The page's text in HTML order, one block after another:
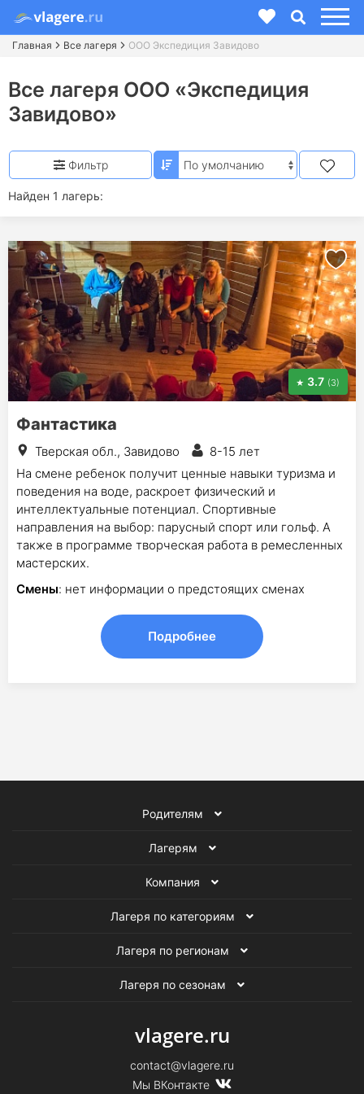
Главная Все лагеря ООО Экспедиция Завидово
Все лагеря ООО «Экспедиция
Завидово»
Найден 1 лагерь:
Фильтр
3.7 (3)
Фантастика
Тверская обл., Завидово
8-15 лет
На смене ребенок получит ценные навыки туризма и
поведения на воде, раскроет физический и
интеллектуальные потенциал. Спортивные
направления на выбор: парусный спорт или гольф. А
также в программе творческая работа в ремесленных
мастерских.
Смены: нет информации о предстоящих сменах
Подробнее
Родителям
Лагерям
Компания
Лагеря по категориям
Лагеря по регионам
Лагеря по сезонам
vlagere.ru
contact@vlagere.ru
Мы ВКонтакте